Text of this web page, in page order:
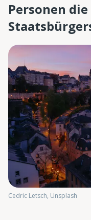
Personen
Cedric Letsch, Unsplash